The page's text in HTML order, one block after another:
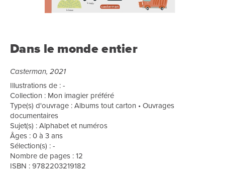
Dans le monde entier
Casterman, 2021
Illustrations de : -
Collection : Mon imagier préféré
Type(s) d'ouvrage : Albums tout carton • Ouvrages
documentaires
Sujet(s) : Alphabet et numéros
Âges : 0 à 3 ans
Sélection(s) : -
Nombre de pages : 12
ISBN : 9782203219182